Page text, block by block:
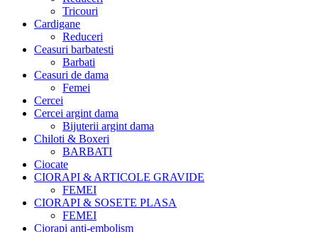
Tricouri
Cardigane
Reduceri
Ceasuri barbatesti
Barbati
Ceasuri de dama
Femei
Cercei
Cercei argint dama
Bijuterii argint dama
Chiloti & Boxeri
BARBATI
Ciocate
CIORAPI & ARTICOLE GRAVIDE
FEMEI
CIORAPI & SOSETE PLASA
FEMEI
Ciorapi anti-embolism